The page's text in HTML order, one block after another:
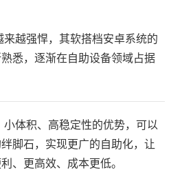
来越强悍，其软搭档安卓系统的
悉，逐渐在自助设备领域占据
体积、高稳定性的优势，可以
脚石，实现更广的自助化，让
、更高效、成本更低。